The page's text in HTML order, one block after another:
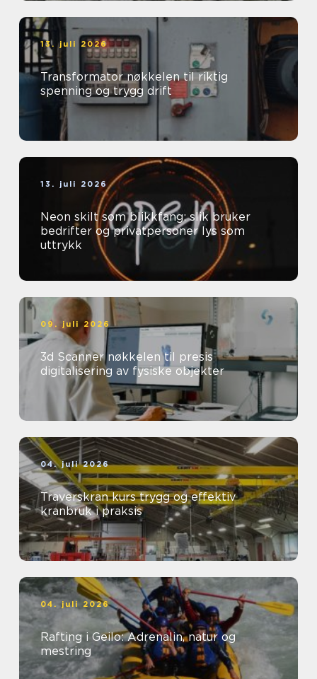
13. juli 2026
Transformator nøkkelen til riktig
spenning og trygg drift
13. juli 2026
Neon skilt som blikkfang: slik bruker
bedrifter og privatpersoner lys som
uttrykk
09. juli 2026
3d Scanner nøkkelen til presis
digitalisering av fysiske objekter
04. juli 2026
Traverskran kurs trygg og effektiv
kranbruk i praksis
04. juli 2026
Rafting i Geilo: Adrenalin, natur og
mestring